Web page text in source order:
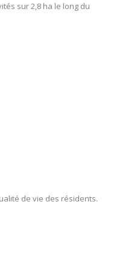
sur 2,8 ha le long du
de vie des résidents.